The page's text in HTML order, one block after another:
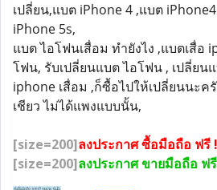
เปลี่ยน,แบต iPhone 4 ,แบต
iPhone 5s,
แบต ไอโฟนเสื่อม ทำยังไง ,แบตเสื่อ
โฟน, รับเปลี่ยนแบต ไอโฟน , เปลี่ยน
iphone เสื่อม ,ก็ซื้อไปให้เปลี่ยนนะ
เชียว ไม่ได้แพงแบบนั้น,
[size=200]ลงประกาศ ซื้อมือถือ ฟรี
[size=200]ลงประกาศ ขายมือถือ ฟ